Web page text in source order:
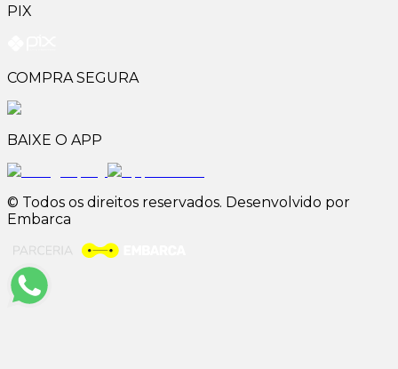
PIX
COMPRA SEGURA
BAIXE O APP
© Todos os direitos reservados. Desenvolvido por
Embarca